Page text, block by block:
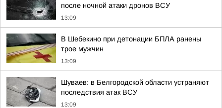
после ночной атаки дронов ВСУ
13:09
В Шебекино при детонации БПЛА ранены
трое мужчин
13:09
Шуваев: в Белгородской области устраняют
последствия атак ВСУ
13:09